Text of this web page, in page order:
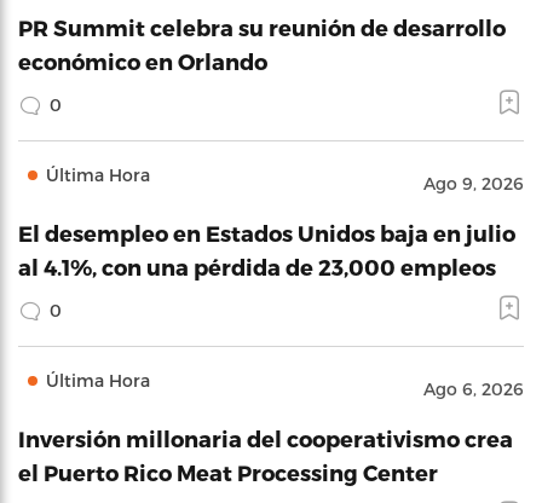
PR Summit celebra su reunión de desarrollo
económico en Orlando
0
Última Hora Ago 9, 2026
El desempleo en Estados Unidos baja en julio
al 4.1%, con una pérdida de 23,000 empleos
0
Última Hora Ago 6, 2026
Inversión millonaria del cooperativismo crea
el Puerto Rico Meat Processing Center